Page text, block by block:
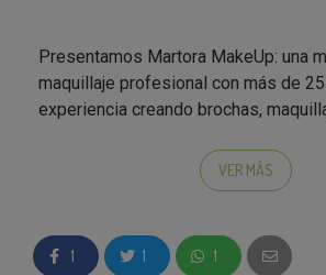
Presentamos Martora MakeUp: una
maquillaje profesional con más de
experiencia creando brochas,
maquilladores profesionales.
Tenemos la suerte de poder
VER MÁS
1 1 1